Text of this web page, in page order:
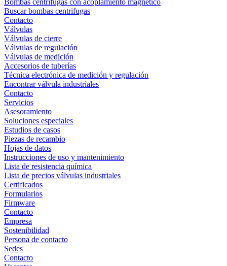
Bombas centrífugas con acoplamiento magnético
Buscar bombas centrifugas
Contacto
Válvulas
Válvulas de cierre
Válvulas de regulación
Válvulas de medición
Accesorios de tuberías
Técnica electrónica de medición y regulación
Encontrar válvula industriales
Contacto
Servicios
Asesoramiento
Soluciones especiales
Estudios de casos
Piezas de recambio
Hojas de datos
Instrucciones de uso y mantenimiento
Lista de resistencia química
Lista de precios válvulas industriales
Certificados
Formularios
Firmware
Contacto
Empresa
Sostenibilidad
Persona de contacto
Sedes
Contacto